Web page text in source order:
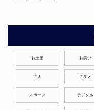
お土産 お笑い
グミ グルメ
スポーツ デジタル